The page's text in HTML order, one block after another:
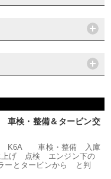
検・整備＆タービン交
K6A 車検・整備 入庫
上げ 点検 エンジン下の
ーとタービンから と判